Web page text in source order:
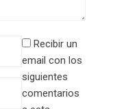
Recibir un
email con los
siguientes
comentarios